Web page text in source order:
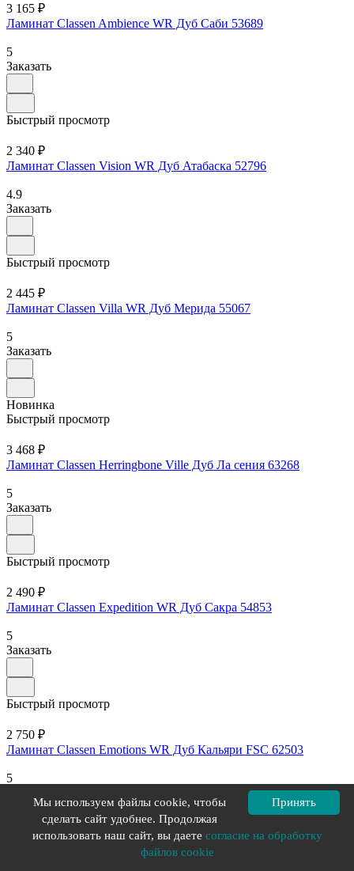
3 165 ₽
Ламинат Classen Ambience WR Дуб Саби 53689
5
Заказать
Быстрый просмотр
2 340 ₽
Ламинат Classen Vision WR Дуб Атабаска 52796
4.9
Заказать
Быстрый просмотр
2 445 ₽
Ламинат Classen Villa WR Дуб Мерида 55067
5
Заказать
Новинка
Быстрый просмотр
3 468 ₽
Ламинат Classen Herringbone Ville Дуб Ла сения 63268
5
Заказать
Быстрый просмотр
2 490 ₽
Ламинат Classen Expedition WR Дуб Сакра 54853
5
Заказать
Быстрый просмотр
2 750 ₽
Ламинат Classen Emotions WR Дуб Кальяри FSC 62503
5
Принять
Мы используем файлы cookie, чтобы
сделать сайт удобнее. Продолжая
использовать наш сайт, вы даете согласие на обработку
файлов cookie